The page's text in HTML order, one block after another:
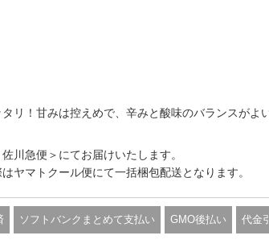
リ！甘みは控えめで、辛みと酸味のバランスがよ
川急便＞にてお届けいたします。
ヤマトクール便にて一括梱包配送となります。
ソフトバンクまとめて支払い GMO後払い 代金